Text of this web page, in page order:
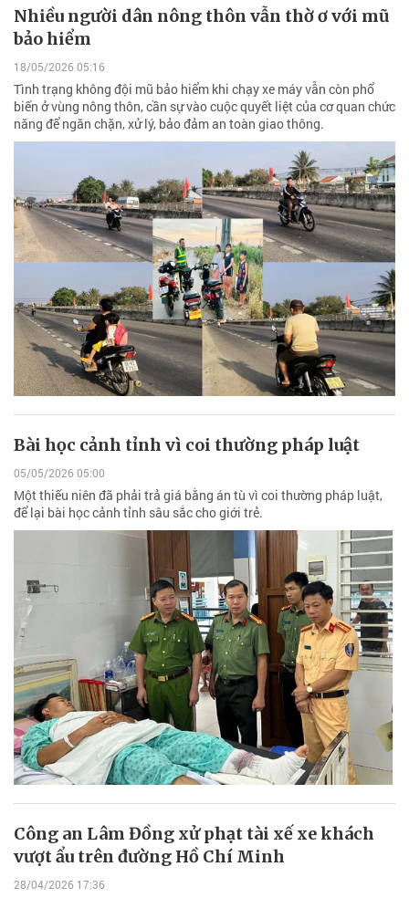
Nhiều người dân nông thôn vẫn thờ ơ với mũ
bảo hiểm
18/05/2026 05:16
Tình trạng không đội mũ bảo hiểm khi chạy xe máy vẫn còn phổ
biến ở vùng nông thôn, cần sự vào cuộc quyết liệt của cơ quan chức
năng để ngăn chặn, xử lý, bảo đảm an toàn giao thông.
Bài học cảnh tỉnh vì coi thường pháp luật
05/05/2026 05:00
Một thiếu niên đã phải trả giá bằng án tù vì coi thường pháp luật,
để lại bài học cảnh tỉnh sâu sắc cho giới trẻ.
Công an Lâm Đồng xử phạt tài xế xe khách
vượt ẩu trên đường Hồ Chí Minh
28/04/2026 17:36